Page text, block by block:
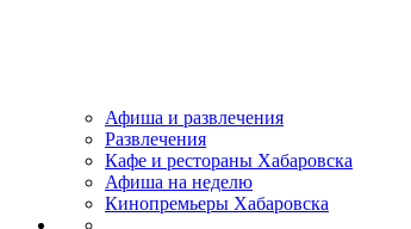
Афиша и развлечения
Развлечения
Кафе и рестораны Хабаровска
Афиша на неделю
Кинопремьеры Хабаровска